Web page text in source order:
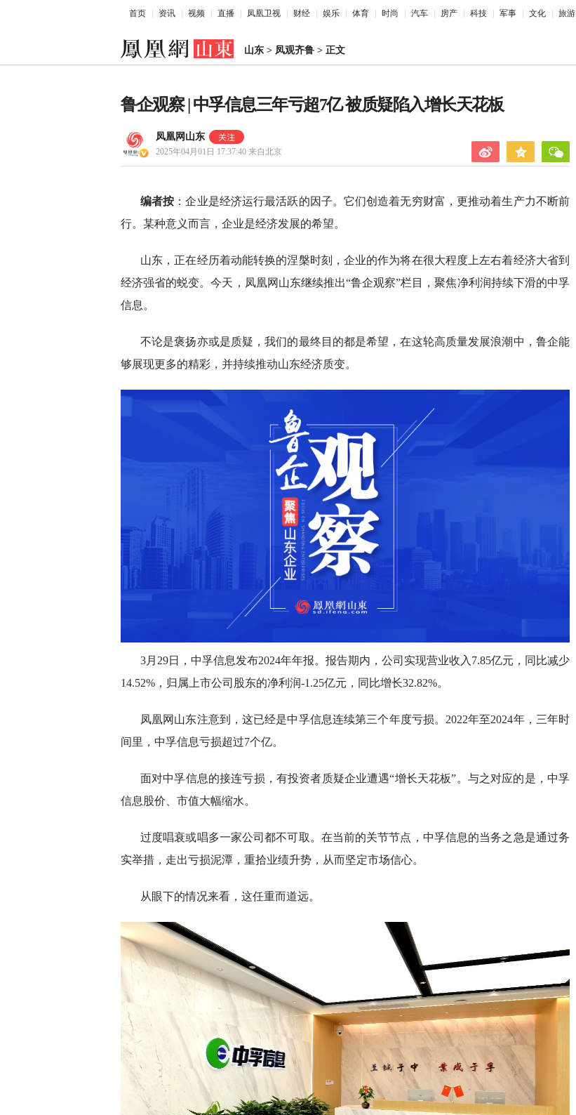
首页 资讯 视频 直播 凤凰卫视 财经 娱乐 体育 时尚 汽车 房产 科技 军事 文化 旅游
山东 > 凤观齐鲁 > 正文
鲁企观察 | 中孚信息三年亏超7亿 被质疑陷入增长天花板
凤凰网山东
2025年04月01日 17:37:40 来自北京
编者按 ：企业是经济运行最活跃的因子。它们创造着无穷财富，更推动着生产力不断前
行。某种意义而言，企业是经济发展的希望。
山东，正在经历着动能转换的涅槃时刻，企业的作为将在很大程度上左右着经济大省到
经济强省的蜕变。今天，凤凰网山东继续推出“鲁企观察”栏目，聚焦净利润持续下滑的中孚
信息。
不论是褒扬亦或是质疑，我们的最终目的都是希望，在这轮高质量发展浪潮中，鲁企能
够展现更多的精彩，并持续推动山东经济质变。
3月29日，中孚信息发布2024年年报。报告期内，公司实现营业收入7.85亿元，同比减少
14.52%，归属上市公司股东的净利润-1.25亿元，同比增长32.82%。
凤凰网山东注意到，这已经是中孚信息连续第三个年度亏损。2022年至2024年，三年时
间里，中孚信息亏损超过7个亿。
面对中孚信息的接连亏损，有投资者质疑企业遭遇“增长天花板”。与之对应的是，中孚
信息股价、市值大幅缩水。
过度唱衰或唱多一家公司都不可取。在当前的关节节点，中孚信息的当务之急是通过务
实举措，走出亏损泥潭，重拾业绩升势，从而坚定市场信心。
从眼下的情况来看，这任重而道远。